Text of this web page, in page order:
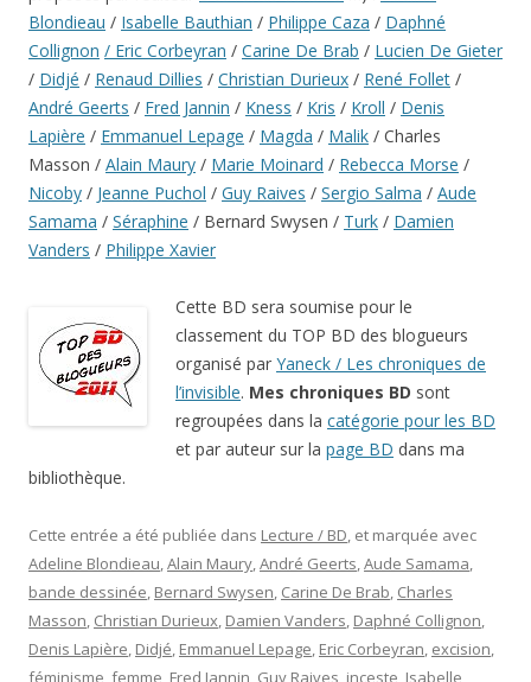
Blondieau / Isabelle Bauthian / Philippe Caza / Daphné
Collignon / Eric Corbeyran / Carine De Brab / Lucien De Gieter
/ Didjé / Renaud Dillies / Christian Durieux / René Follet /
André Geerts / Fred Jannin / Kness / Kris / Kroll / Denis
Lapière / Emmanuel Lepage / Magda / Malik / Charles
Masson / Alain Maury / Marie Moinard / Rebecca Morse /
Nicoby / Jeanne Puchol / Guy Raives / Sergio Salma / Aude
Samama / Séraphine / Bernard Swysen / Turk / Damien
Vanders / Philippe Xavier
Cette BD sera soumise pour le
classement du TOP BD des blogueurs
organisé par Yaneck / Les chroniques de
l’invisible. Mes chroniques BD sont
regroupées dans la catégorie pour les BD
et par auteur sur la page BD dans ma
bibliothèque.
Cette entrée a été publiée dans Lecture / BD, et marquée avec
Adeline Blondieau,Alain Maury,André Geerts,Aude Samama,
bande dessinée, Bernard Swysen, Carine De Brab, Charles
Masson, Christian Durieux, Damien Vanders, Daphné Collignon,
Denis Lapière, Didjé, Emmanuel Lepage, Eric Corbeyran, excision,
féminisme femme Fred Jannin Guy Raives inceste Isabelle